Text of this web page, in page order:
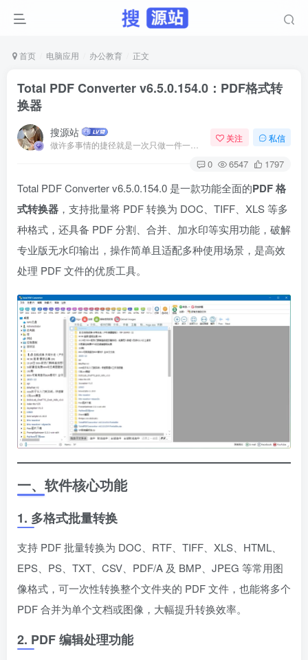
首页 电脑应用 办公教育 正文
Total PDF Converter v6.5.0.154.0：PDF格式转
换器
搜源站 关注 私信
0 6547 1797
Total PDF Converter v6.5.0.154.0 是一款功能全面的PDF 格
式转换器 ，支持批量将 PDF 转换为 DOC、TIFF、XLS 等多
种格式，还具备 PDF 分割、合并、加水印等实用功能，破解
专业版无水印输出，操作简单且适配多种使用场景，是高效
处理 PDF 文件的优质工具。
一、软件核心功能
1. 多格式批量转换
支持 PDF 批量转换为 DOC、RTF、TIFF、XLS、HTML、
EPS、PS、TXT、CSV、PDF/A 及 BMP、JPEG 等常用图
像格式，可一次性转换整个文件夹的 PDF 文件，也能将多个
PDF 合并为单个文档或图像，大幅提升转换效率。
2. PDF 编辑处理功能